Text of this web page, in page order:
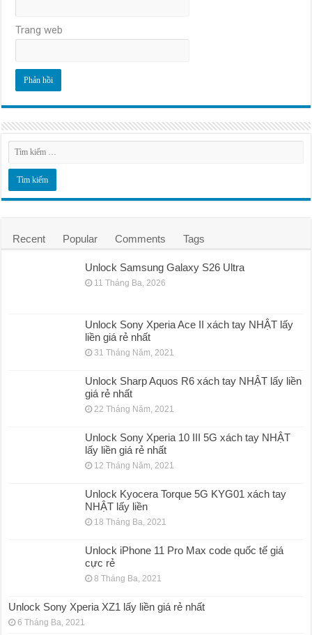
Trang web
Recent Popular Comments Tags
Unlock Samsung Galaxy S26 Ultra
11 Tháng Ba, 2026
Unlock Sony Xperia Ace II xách tay NHẬT lấy
liền giá rẻ nhất
31 Tháng Năm, 2021
Unlock Sharp Aquos R6 xách tay NHẬT lấy liền
giá rẻ nhất
22 Tháng Năm, 2021
Unlock Sony Xperia 10 III 5G xách tay NHẬT
lấy liền giá rẻ nhất
12 Tháng Năm, 2021
Unlock Kyocera Torque 5G KYG01 xách tay
NHẬT lấy liền
18 Tháng Ba, 2021
Unlock iPhone 11 Pro Max code quốc tế giá
cực rẻ
8 Tháng Ba, 2021
Unlock Sony Xperia XZ1 lấy liền giá rẻ nhất
6 Tháng Ba, 2021